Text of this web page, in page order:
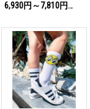
6,930円～7,810円
(税込)